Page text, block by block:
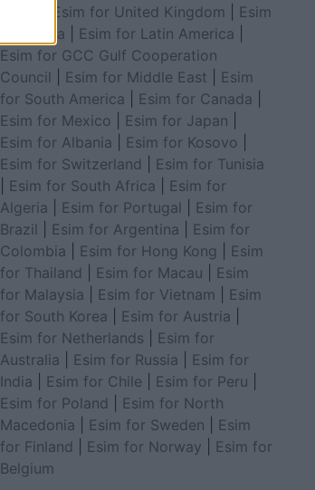
Esim for United Kingdom
Esim
for Africa
Esim for Latin America
Esim for GCC Gulf Cooperation
Council
Esim for Middle East
Esim
for South America
Esim for Canada
Esim for Mexico
Esim for Japan
Esim for Albania
Esim for Kosovo
Esim for Switzerland
Esim for Tunisia
Esim for South Africa
Esim for
Algeria
Esim for Portugal
Esim for
Brazil
Esim for Argentina
Esim for
Colombia
Esim for Hong Kong
Esim
for Thailand
Esim for Macau
Esim
for Malaysia
Esim for Vietnam
Esim
for South Korea
Esim for Austria
Esim for Netherlands
Esim for
Australia
Esim for Russia
Esim for
India
Esim for Chile Esim for Peru
Esim for Poland
Esim for North
Macedonia
Esim for Sweden
Esim
for Finland
Esim for Norway
Esim for
Belgium